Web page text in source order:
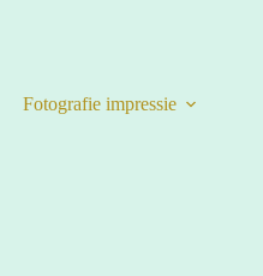
Fotografie impressie